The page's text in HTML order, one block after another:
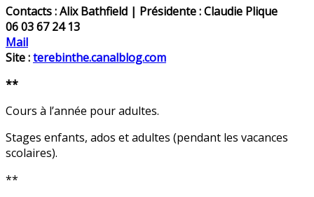
Contacts : Alix Bathfield | Présidente : Claudie Plique
06 03 67 24 13
Mail
Site :terebinthe.canalblog.com
**
Cours à l’année pour adultes.
Stages enfants, ados et adultes (pendant les vacances
scolaires).
**